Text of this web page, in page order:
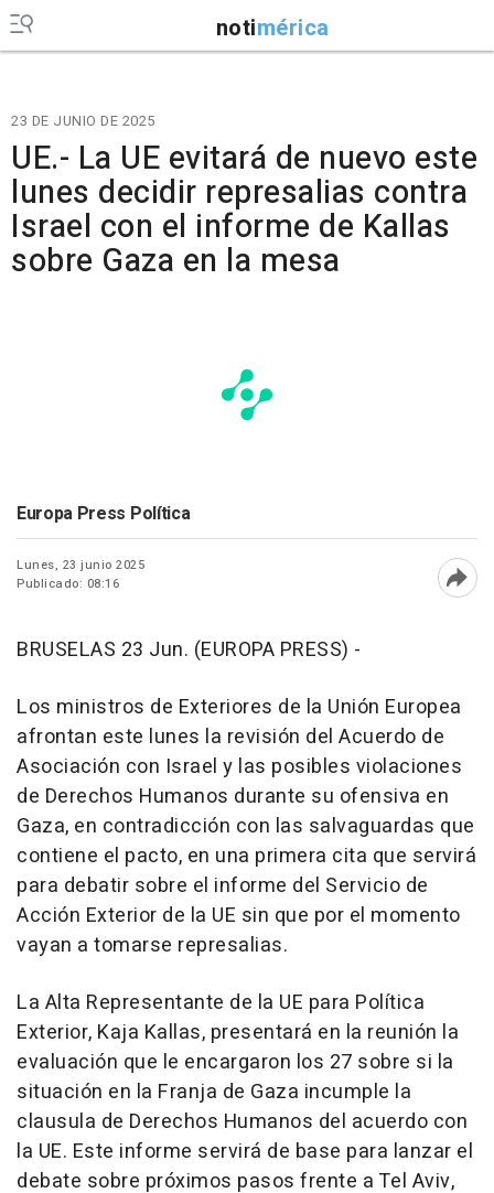
notimérica
23 DE JUNIO DE 2025
UE.- La UE evitará de nuevo este
lunes decidir represalias contra
Israel con el informe de Kallas
sobre Gaza en la mesa
Europa Press Política
Lunes, 23 junio 2025
Publicado: 08:16
BRUSELAS 23 Jun. (EUROPA PRESS) -
Los ministros de Exteriores de la Unión Europea
afrontan este lunes la revisión del Acuerdo de
Asociación con Israel y las posibles violaciones
de Derechos Humanos durante su ofensiva en
Gaza, en contradicción con las salvaguardas que
contiene el pacto, en una primera cita que servirá
para debatir sobre el informe del Servicio de
Acción Exterior de la UE sin que por el momento
vayan a tomarse represalias.
La Alta Representante de la UE para Política
Exterior, Kaja Kallas, presentará en la reunión la
evaluación que le encargaron los 27 sobre si la
situación en la Franja de Gaza incumple la
clausula de Derechos Humanos del acuerdo con
la UE. Este informe servirá de base para lanzar el
debate sobre próximos pasos frente a Tel Aviv,